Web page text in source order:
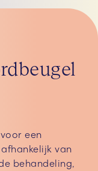
een
van
behandeling,